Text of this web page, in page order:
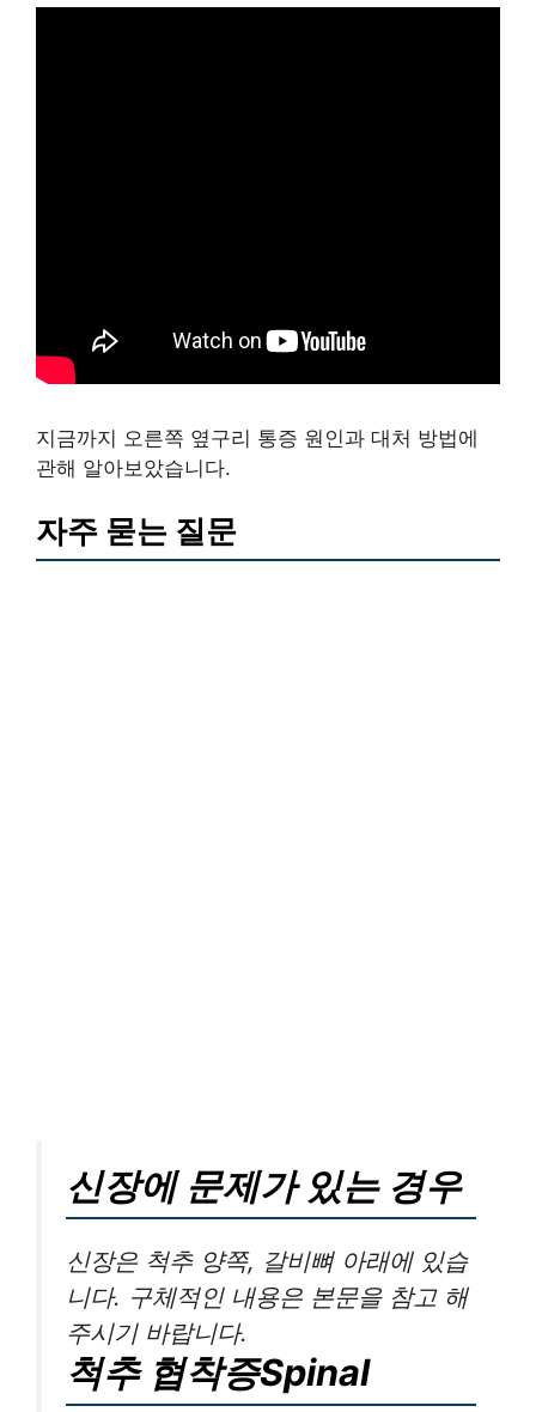
지금까지 오른쪽 옆구리 통증 원인과 대처 방법에
관해 알아보았습니다.
자주 묻는 질문
신장에 문제가 있는 경우
신장은 척추 양쪽, 갈비뼈 아래에 있습
니다. 구체적인 내용은 본문을 참고 해
주시기 바랍니다.
척추 협착증Spinal